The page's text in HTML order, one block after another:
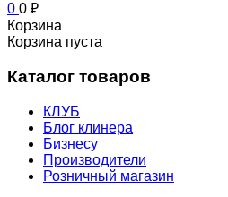
0 0 ₽
Корзина
Корзина пуста
Каталог товаров
КЛУБ
Блог клинера
Бизнесу
Производители
Розничный магазин